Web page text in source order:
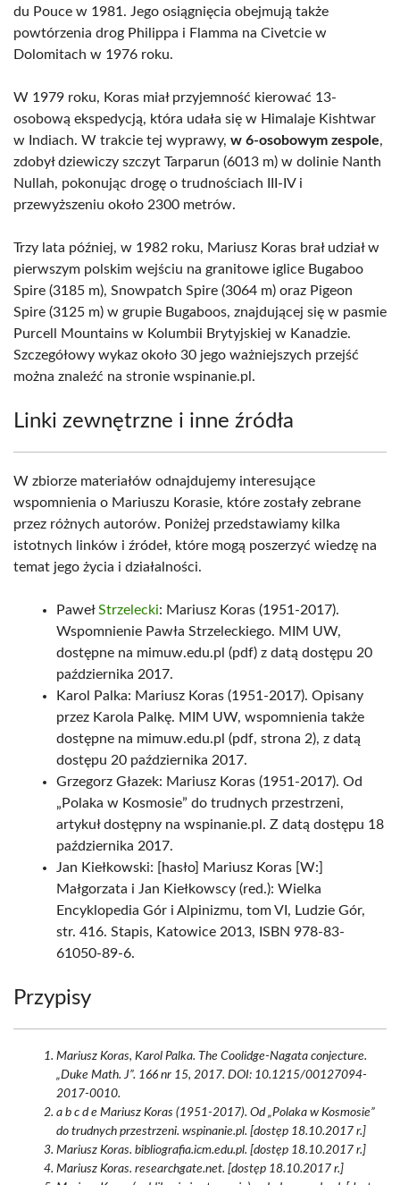
du Pouce w 1981. Jego osiągnięcia obejmują także
powtórzenia drog Philippa i Flamma na Civetcie w
Dolomitach w 1976 roku.
W 1979 roku, Koras miał przyjemność kierować 13-
osobową ekspedycją, która udała się w Himalaje Kishtwar
w Indiach. W trakcie tej wyprawy, w 6-osobowym zespole,
zdobył dziewiczy szczyt Tarparun (6013 m) w dolinie Nanth
Nullah, pokonując drogę o trudnościach III-IV i
przewyższeniu około 2300 metrów.
Trzy lata później, w 1982 roku, Mariusz Koras brał udział w
pierwszym polskim wejściu na granitowe iglice Bugaboo
Spire (3185 m), Snowpatch Spire (3064 m) oraz Pigeon
Spire (3125 m) w grupie Bugaboos, znajdującej się w pasmie
Purcell Mountains w Kolumbii Brytyjskiej w Kanadzie.
Szczegółowy wykaz około 30 jego ważniejszych przejść
można znaleźć na stronie wspinanie.pl.
Linki zewnętrzne i inne źródła
W zbiorze materiałów odnajdujemy interesujące
wspomnienia o Mariuszu Korasie, które zostały zebrane
przez różnych autorów. Poniżej przedstawiamy kilka
istotnych linków i źródeł, które mogą poszerzyć wiedzę na
temat jego życia i działalności.
PawełStrzelecki: Mariusz Koras (1951-2017).
Wspomnienie Pawła Strzeleckiego. MIM UW,
dostępne na mimuw.edu.pl (pdf) z datą dostępu 20
października 2017.
Karol Palka: Mariusz Koras (1951-2017). Opisany
przez Karola Palkę. MIM UW, wspomnienia także
dostępne na mimuw.edu.pl (pdf, strona 2), z datą
dostępu 20 października 2017.
Grzegorz Głazek: Mariusz Koras (1951-2017). Od
„Polaka w Kosmosie” do trudnych przestrzeni,
artykuł dostępny na wspinanie.pl. Z datą dostępu 18
października 2017.
Jan Kiełkowski: [hasło] Mariusz Koras [W:]
Małgorzata i Jan Kiełkowscy (red.): Wielka
Encyklopedia Gór i Alpinizmu, tom VI, Ludzie Gór,
str. 416. Stapis, Katowice 2013, ISBN 978-83-
61050-89-6.
Przypisy
Mariusz Koras, Karol Palka. The Coolidge-Nagata conjecture.
„Duke Math. J”. 166 nr 15, 2017. DOI: 10.1215/00127094-
2017-0010.
a b c d e Mariusz Koras (1951-2017). Od „Polaka w Kosmosie”
do trudnych przestrzeni. wspinanie.pl. [dostęp 18.10.2017 r.]
Mariusz Koras. bibliografia.icm.edu.pl. [dostęp 18.10.2017 r.]
Mariusz Koras. researchgate.net. [dostęp 18.10.2017 r.]